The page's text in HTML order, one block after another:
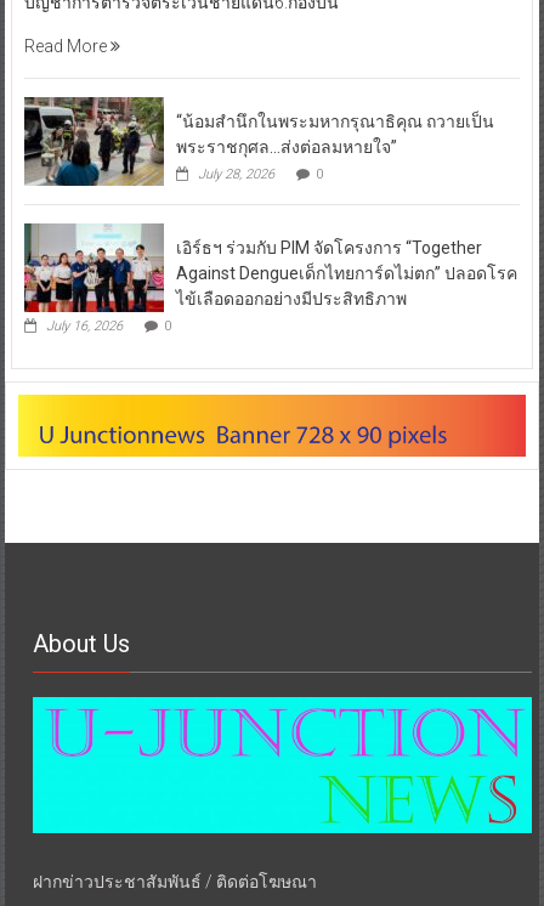
Read More
“น้อมสำนึกในพระมหากรุณาธิคุณ ถวายเป็น
พระราชกุศล…ส่งต่อลมหายใจ”
July 28, 2026 0
เอิร์ธฯ ร่วมกับ PIM จัดโครงการ “Together
Against Dengueเด็กไทยการ์ดไม่ตก” ปลอดโรค
ไข้เลือดออกอย่างมีประสิทธิภาพ
July 16, 2026 0
About Us
ฝากข่าวประชาสัมพันธ์ / ติดต่อโฆษณา